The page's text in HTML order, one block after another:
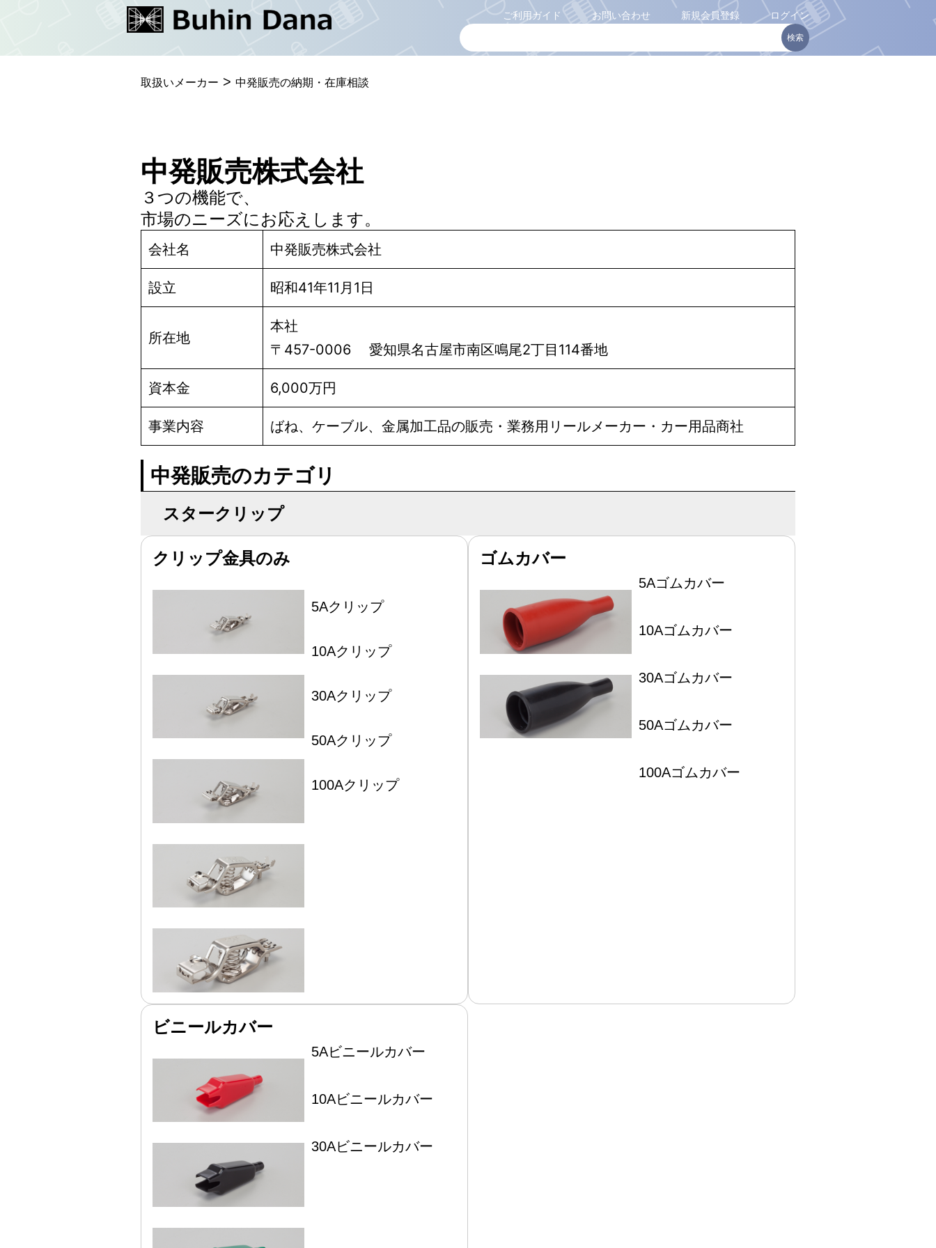
テ
ご利用ガイド お問い合わせ 新規会員登録 ログイン
取扱いメーカー > 中発販売の納期・在庫相談
中発販売株式会社
３つの機能で、
市場のニーズにお応えします。
会社名 中発販売株式会社
設立 昭和41年11月1日
所在地
本社
〒457-0006 愛知県名古屋市南区鳴尾2丁目114番地
資本金 6,000万円
事業内容 ばね、ケーブル、金属加工品の販売・業務用リールメーカー・カー用品商社
中発販売のカテゴリ
スタークリップ
クリップ金具のみ
5Aクリップ
10Aクリップ
30Aクリップ
50Aクリップ
100Aクリップ
ゴムカバー
5Aゴムカバー
10Aゴムカバー
30Aゴムカバー
50Aゴムカバー
100Aゴムカバー
ビニールカバー
5Aビニールカバー
10Aビニールカバー
30Aビニールカバー